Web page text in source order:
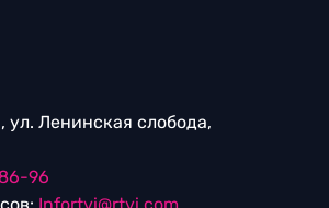
ул. Ленинская слобода,
96
Infortvi@rtvi.com